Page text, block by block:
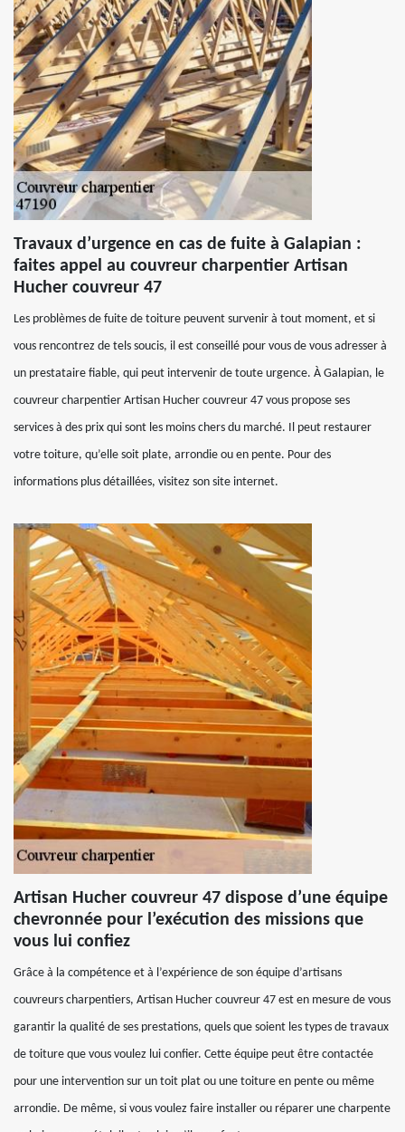
Travaux d’urgence en cas de fuite à Galapian :
faites appel au couvreur charpentier Artisan
Hucher couvreur 47
Les problèmes de fuite de toiture peuvent survenir à tout moment, et si
vous rencontrez de tels soucis, il est conseillé pour vous de vous adresser à
un prestataire fiable, qui peut intervenir de toute urgence. À Galapian, le
couvreur charpentier Artisan Hucher couvreur 47 vous propose ses
services à des prix qui sont les moins chers du marché. Il peut restaurer
votre toiture, qu’elle soit plate, arrondie ou en pente. Pour des
informations plus détaillées, visitez son site internet.
Artisan Hucher couvreur 47 dispose d’une équipe
chevronnée pour l’exécution des missions que
vous lui confiez
Grâce à la compétence et à l’expérience de son équipe d’artisans
couvreurs charpentiers, Artisan Hucher couvreur 47 est en mesure de vous
garantir la qualité de ses prestations, quels que soient les types de travaux
de toiture que vous voulez lui confier. Cette équipe peut être contactée
pour une intervention sur un toit plat ou une toiture en pente ou même
arrondie. De même, si vous voulez faire installer ou réparer une charpente